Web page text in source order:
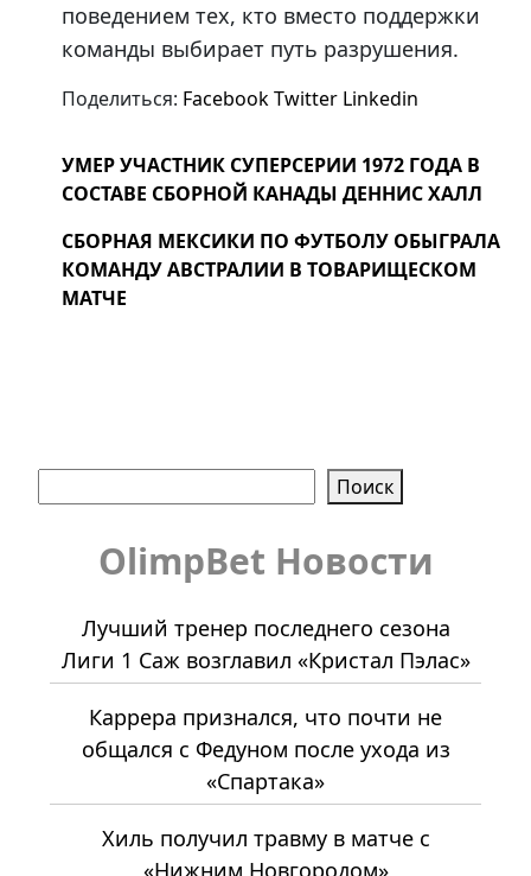
поведением тех, кто вместо поддержки
команды выбирает путь разрушения.
Поделиться: FacebookTwitter Linkedin
УМЕР УЧАСТНИК СУПЕРСЕРИИ 1972 ГОДА В
СОСТАВЕ СБОРНОЙ КАНАДЫ ДЕННИС ХАЛЛ
СБОРНАЯ МЕКСИКИ ПО ФУТБОЛУ ОБЫГРАЛА
КОМАНДУ АВСТРАЛИИ В ТОВАРИЩЕСКОМ
МАТЧЕ
Поиск
OlimpBet Новости
Лучший тренер последнего сезона
Лиги 1 Саж возглавил «Кристал Пэлас»
Каррера признался, что почти не
общался с Федуном после ухода из
«Спартака»
Хиль получил травму в матче с
«Нижним Новгородом»